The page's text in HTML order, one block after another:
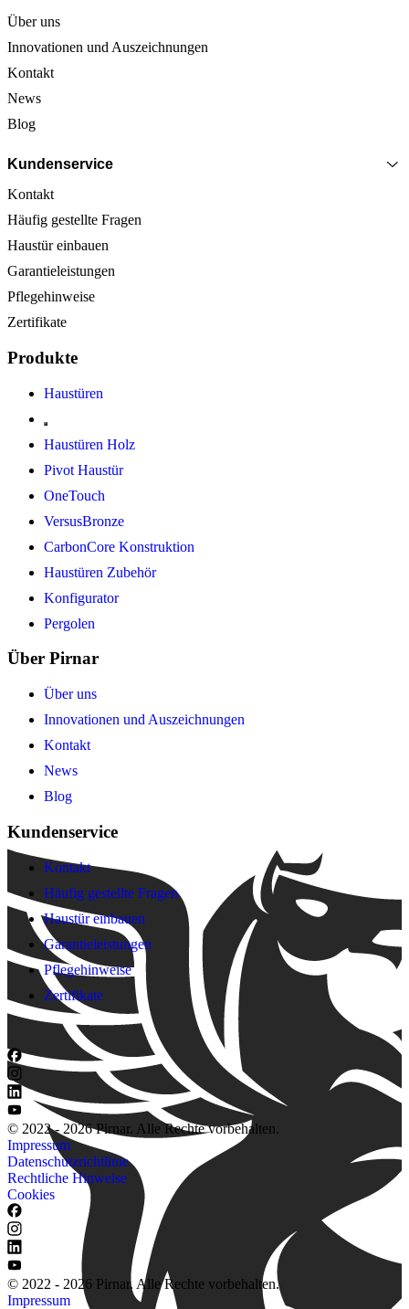
Über uns
Innovationen und Auszeichnungen
Kontakt
News
Blog
Kundenservice
Kontakt
Häufig gestellte Fragen
Haustür einbauen
Garantieleistungen
Pflegehinweise
Zertifikate
Produkte
Haustüren
Haustüren Holz
Pivot Haustür
OneTouch
VersusBronze
CarbonCore Konstruktion
Haustüren Zubehör
Konfigurator
Pergolen
Über Pirnar
Über uns
Innovationen und Auszeichnungen
Kontakt
News
Blog
Kundenservice
Kontakt
Häufig gestellte Fragen
Haustür einbauen
Garantieleistungen
Pflegehinweise
Zertifikate
© 2022 - 2026 Pirnar. Alle Rechte vorbehalten.
Impressum
Datenschutzrichtlinie
Rechtliche Hinweise
Cookies
© 2022 - 2026 Pirnar. Alle Rechte vorbehalten.
Impressum